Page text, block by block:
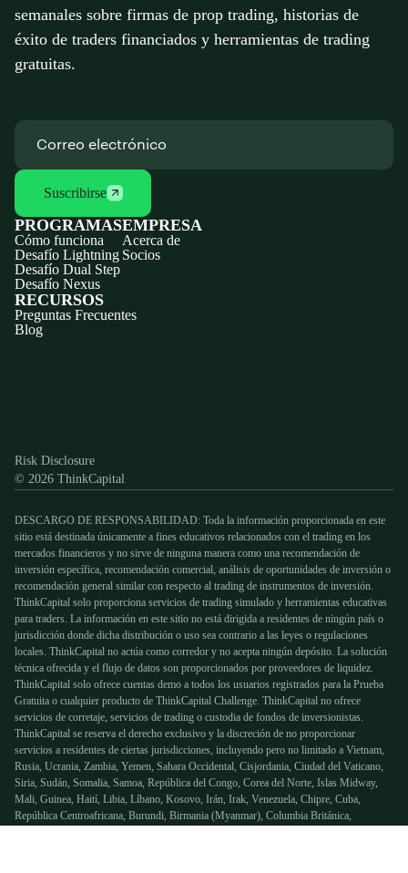
semanales sobre firmas de prop trading, historias de
éxito de traders financiados y herramientas de trading
gratuitas.
Suscribirse
PROGRAMAS
Cómo funciona
Desafío Lightning
Desafío Dual Step
Desafío Nexus
EMPRESA
Acerca de
Socios
RECURSOS
Preguntas Frecuentes
Blog
Risk Disclosure
© 2026 ThinkCapital
DESCARGO DE RESPONSABILIDAD: Toda la información proporcionada en este
sitio está destinada únicamente a fines educativos relacionados con el trading en los
mercados financieros y no sirve de ninguna manera como una recomendación de
inversión específica, recomendación comercial, análisis de oportunidades de inversión o
recomendación general similar con respecto al trading de instrumentos de inversión.
ThinkCapital solo proporciona servicios de trading simulado y herramientas educativas
para traders. La información en este sitio no está dirigida a residentes de ningún país o
jurisdicción donde dicha distribución o uso sea contrario a las leyes o regulaciones
locales. ThinkCapital no actúa como corredor y no acepta ningún depósito. La solución
técnica ofrecida y el flujo de datos son proporcionados por proveedores de liquidez.
ThinkCapital solo ofrece cuentas demo a todos los usuarios registrados para la Prueba
Gratuita o cualquier producto de ThinkCapital Challenge. ThinkCapital no ofrece
servicios de corretaje, servicios de trading o custodia de fondos de inversionistas.
ThinkCapital se reserva el derecho exclusivo y la discreción de no proporcionar
servicios a residentes de ciertas jurisdicciones, incluyendo pero no limitado a Vietnam,
Rusia, Ucrania, Zambia, Yemen, Sahara Occidental, Cisjordania, Ciudad del Vaticano,
Siria, Sudán, Somalia, Samoa, República del Congo, Corea del Norte, Islas Midway,
Mali, Guinea, Haití, Libia, Líbano, Kosovo, Irán, Irak, Venezuela, Chipre, Cuba,
República Centroafricana, Burundi, Birmania (Myanmar), Columbia Británica,